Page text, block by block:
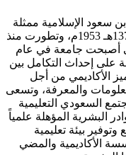
سعود الإسلامية ممثلة
في كلية الشريعة في سنة 1373هـ 1953م، وتطورت منذ
أصبحت جامعة في عام
على إحداث التكامل بين
الأكاديمي من أجل
والمعرفة، وتسعى
السعودي التعليمية
البشرية المؤهلة علمياً
بيئة تعليمية
الأكاديمية والمضي